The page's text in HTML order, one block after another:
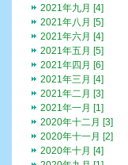
2021年九月 [4]
2021年八月 [5]
2021年六月 [4]
2021年五月 [5]
2021年四月 [6]
2021年三月 [4]
2021年二月 [3]
2021年一月 [1]
2020年十二月 [3]
2020年十一月 [2]
2020年十月 [4]